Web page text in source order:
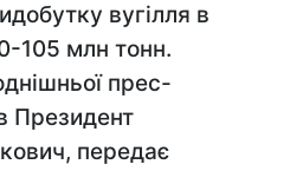
вугілля в
105 млн тонн.
прес-
Президент
передає